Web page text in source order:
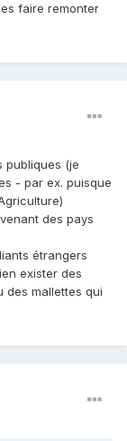
faire remonter
publiques (je
- par ex. puisque
des pays
étrangers
exister des
des mallettes qui